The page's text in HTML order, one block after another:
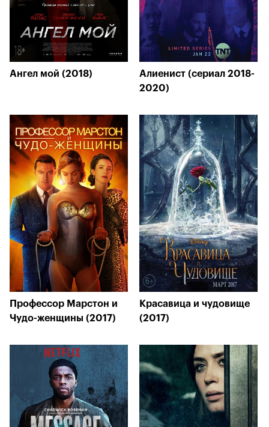
Ангел мой (2018)
Алиенист (сериал 2018-
2020)
Профессор Марстон и
Чудо-женщины (2017)
Красавица и чудовище
(2017)